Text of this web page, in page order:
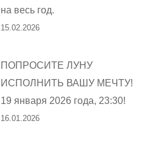
на весь год.
15.02.2026
ПОПРОСИТЕ ЛУНУ
ИСПОЛНИТЬ ВАШУ МЕЧТУ!
19 января 2026 года, 23:30!
16.01.2026